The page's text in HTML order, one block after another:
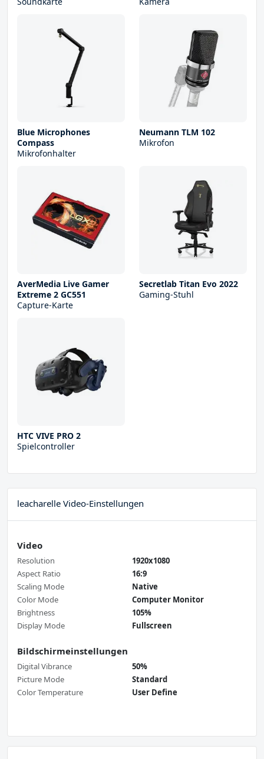
Blue Microphones
Compass
Mikrofonhalter
Neumann TLM 102
Mikrofon
AverMedia Live Gamer
Extreme 2 GC551
Capture-Karte
Secretlab Titan Evo 2022
Gaming-Stuhl
HTC VIVE PRO 2
Spielcontroller
leacharelle Video-Einstellungen
Video
Resolution
1920x1080
Aspect Ratio
16:9
Scaling Mode
Native
Color Mode
Computer Monitor
Brightness
105%
Display Mode
Fullscreen
Bildschirmeinstellungen
Digital Vibrance
50%
Picture Mode
Standard
Color Temperature
User Define